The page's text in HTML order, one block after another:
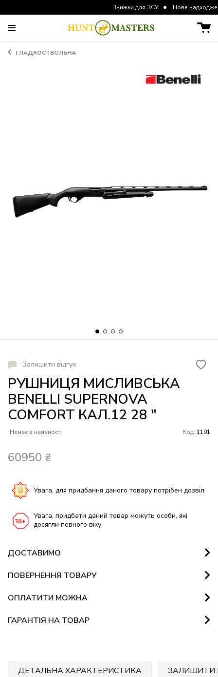
Знижки для ЗСУ Нове надходження
ГЛАДКОСТВОЛЬНА
Залишити відгук
РУШНИЦЯ МИСЛИВСЬКА
BENELLI SUPERNOVA
COMFORT КАЛ.12 28 "
Немає в наявності Код: 1191
60950 ₴
Увага, для придбання даного товару потрібен дозвіл
Увага, придбати даний товар можуть особи, які
досягли певного віку
ДОСТАВИМО
ПОВЕРНЕННЯ ТОВАРУ
ОПЛАТИТИ МОЖНА
ГАРАНТІЯ НА ТОВАР
ДЕТАЛЬНА ХАРАКТЕРИСТИКА ЗАЛИШИТИ